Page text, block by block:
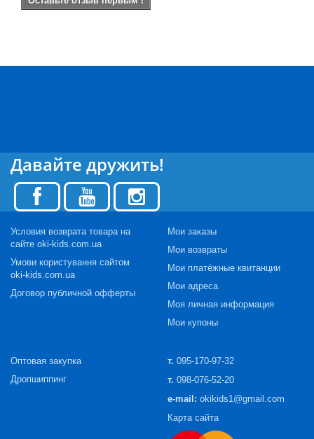
Давайте дружить!
Условия возврата товара на
сайте oki-kids.com.ua
Умови користування сайтом
oki-kids.com.ua
Договор публичной офферты
Мои заказы
Мои возвраты
Мои платёжные квитанции
Мои адреса
Моя личная информация
Мои купоны
Оптовая закупка
Дропшиппинг
т. 095-170-97-32
т. 098-076-52-20
e-mail: okikids1@gmail.com
Карта сайта